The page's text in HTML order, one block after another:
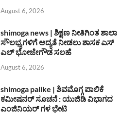
August 6, 2026
shimoga news | ಶಿಕ್ಷಣ ನೀತಿಗಿಂತ ಶಾಲಾ
ಸೌಲಭ್ಯಗಳಿಗೆ ಆದ್ಯತೆ ನೀಡಲು ಶಾಸಕ ಎಸ್
ಎಲ್ ಭೋಜೇಗೌಡ ಸಲಹೆ
August 6, 2026
shimoga palike | ಶಿವಮೊಗ್ಗ ಪಾಲಿಕೆ
ಕಮೀಷನರ್ ಸೂಚನೆ : ಯುಜಿಡಿ ವಿಭಾಗದ
ಎಂಜಿನಿಯರ್ ಗಳ ಭೇಟಿ